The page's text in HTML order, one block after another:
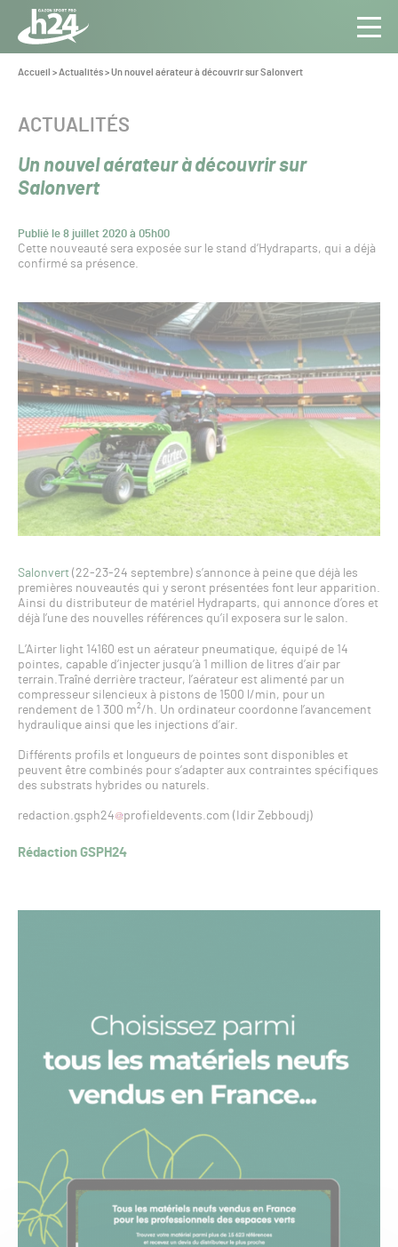
Panneau de gestion des cookies
Aller au contenu
Toute
l’info
Pro
Vous
Accueil >Actualités>Un nouvel aérateur à découvrir sur Salonvert
Un nouvel aérateur à découvrir sur
Salonvert
Publié le 8 juillet 2020 à 05h00
CATÉGORIE :
ACTUALITÉS
Cette nouveauté sera exposée sur le stand d’Hydraparts, qui a déjà
confirmé sa présence.
Salonvert(22-23-24 septembre) s’annonce à peine que déjà les
premières nouveautés qui y seront présentées font leur apparition.
Ainsi du distributeur de matériel Hydraparts, qui annonce d’ores et
déjà l’une des nouvelles références qu’il exposera sur le salon.
L’Airter light 14160 est un aérateur pneumatique, équipé de 14
pointes, capable d’injecter jusqu’à 1 million de litres d’air par
terrain.Traîné derrière tracteur, l’aérateur est alimenté par un
compresseur silencieux à pistons de 1500 l/min, pour un
rendement de 1 300 m²/h. Un ordinateur coordonne l’avancement
hydraulique ainsi que les injections d’air.
Différents profils et longueurs de pointes sont disponibles et
peuvent être combinés pour s’adapter aux contraintes spécifiques
des substrats hybrides ou naturels.
redaction.gsph24 profieldevents.com (Idir Zebboudj)
Rédaction GSPH24